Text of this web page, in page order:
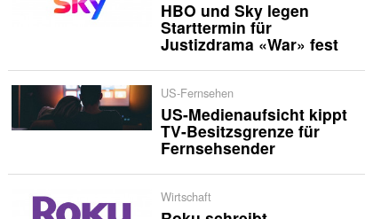
HBO und Sky legen
Starttermin für
Justizdrama «War» fest
US-Fernsehen
US-Medienaufsicht kippt
TV-Besitzsgrenze für
Fernsehsender
Wirtschaft